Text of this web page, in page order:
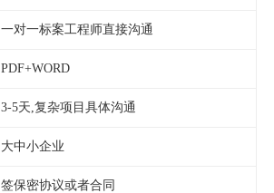
一对一标案工程师直接沟通
PDF+WORD
3-5天,复杂项目具体沟通
大中小企业
签保密协议或者合同